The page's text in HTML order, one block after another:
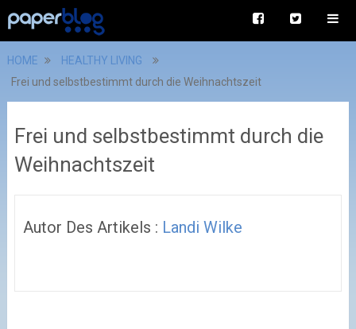
HOME
HEALTHY LIVING
Frei und selbstbestimmt durch die Weihnachtszeit
Frei und selbstbestimmt durch die
Weihnachtszeit
Autor Des Artikels : Landi Wilke